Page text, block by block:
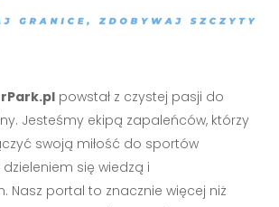
powstał z czystej pasji do
Jesteśmy ekipą zapaleńców, którzy
swoją miłość do sportów
się wiedzą i
Nasz portal to znacznie więcej niż